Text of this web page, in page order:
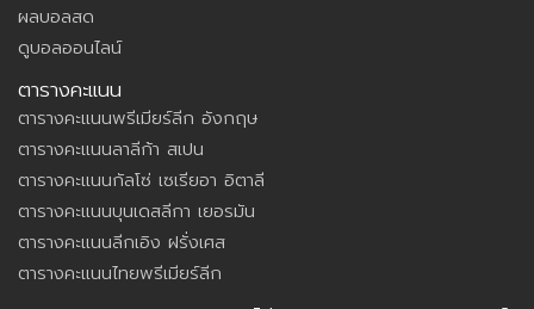
ผลบอลสด
ดูบอลออนไลน์
ตารางคะแนน
ตารางคะแนนพรีเมียร์ลีก อังกฤษ
ตารางคะแนนลาลีก้า สเปน
ตารางคะแนนกัลโซ่ เซเรียอา อิตาลี
ตารางคะแนนบุนเดสลีกา เยอรมัน
ตารางคะแนนลีกเอิง ฝรั่งเศส
ตารางคะแนนไทยพรีเมียร์ลีก